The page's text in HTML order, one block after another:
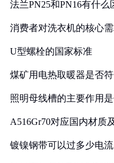
法兰PN25和PN16有什么
消费者对洗衣机的核心
U型螺栓的国家标准
煤矿用电热取暖器是否
照明母线槽的主要作用
A516Gr70对应国内材质
镀镍钢带可以过多少电流